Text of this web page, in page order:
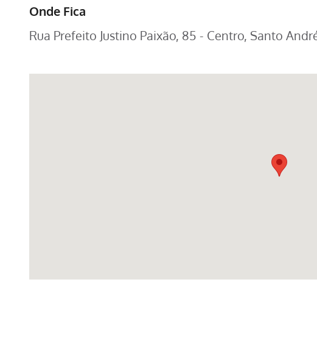
Onde Fica
Rua Prefeito Justino Paixão, 85 - Centro, Santo